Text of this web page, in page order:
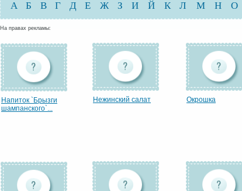
А Б В Г Д Е Ж З И Й К Л М Н О
На правах рекламы:
Напиток `Брызги
шампанского`...
Нежинский салат Окрошка